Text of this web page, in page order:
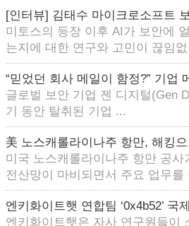
[인터뷰] 김태수 마이크로소프트
미토스의 등장 이후 AI가 보안에
는지에 대한 연구와 고민이 끊임
“믿었던 회사 메일이 함정?” 기업
글로벌 보안 기업 젠 디지털(Gen
기 동안 탈취된 기업 ...
美 노스캐롤라이나주 항만, 해킹
미국 노스캐롤라이나주 항만 공
전산망이 마비되면서 주요 업무를
엔키화이트햇 연합팀 ‘0x4b52’ 국
엔키화이트햇은 자사 연구원들이